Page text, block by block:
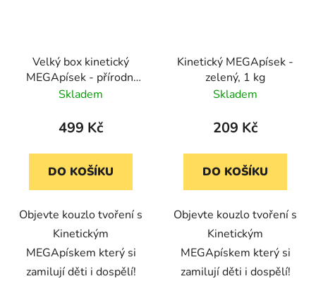
Velký box kinetický
MEGApísek - přírodní
2,5 kg
Skladem
499 Kč
DO KOŠÍKU
Objevte kouzlo tvoření s
Kinetickým
MEGApískem který si
zamilují děti i dospělí!
Kinetický MEGApísek -
zelený, 1 kg
Skladem
209 Kč
DO KOŠÍKU
Objevte kouzlo tvoření s
Kinetickým
MEGApískem který si
zamilují děti i dospělí!